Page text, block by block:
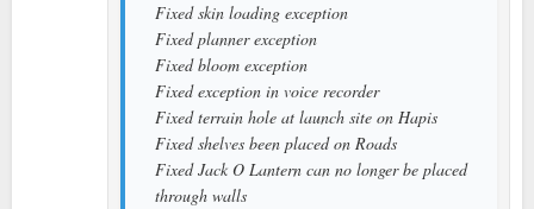
Fixed skin loading exception
Fixed planner exception
Fixed bloom exception
Fixed exception in voice recorder
Fixed terrain hole at launch site on Hapis
Fixed shelves been placed on Roads
Fixed Jack O Lantern can no longer be placed
through walls